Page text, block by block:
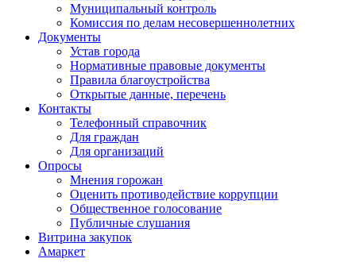
Муниципальный контроль
Комиссия по делам несовершеннолетних
Документы
Устав города
Нормативные правовые документы
Правила благоустройства
Открытые данные, перечень
Контакты
Телефонный справочник
Для граждан
Для организаций
Опросы
Мнения горожан
Оценить противодействие коррупции
Общественное голосование
Публичные слушания
Витрина закупок
Амаркет